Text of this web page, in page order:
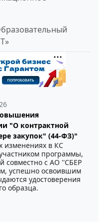
"О контрактной
закупок" (44-ФЗ)"
изменениях в КС
программы,
совместно с АО ''СБЕР
успешно освоившим
удостоверения
образца.